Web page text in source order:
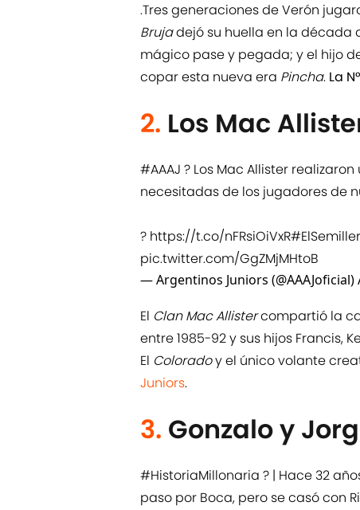
.Tres generaciones de Verón
Brujadejó su huella en la década
mágico pase y pegada; y el hijo
copar esta nueva era Pincha. La
2. Los Mac
#AAAJ ? Los Mac Allister
necesitadas de los jugadores de
? https://t.co/nFRsiOiVxR
pic.twitter.com/GgZMjMHtoB
— Argentinos Juniors (@AAAJoficial)
El Clan Mac Allistercompartió la
entre 1985-92 y sus hijos Francis,
El Coloradoy el único volante
Juniors.
3. Gonzalo y
#HistoriaMillonaria ? | Hace 32
paso por Boca, pero se casó con